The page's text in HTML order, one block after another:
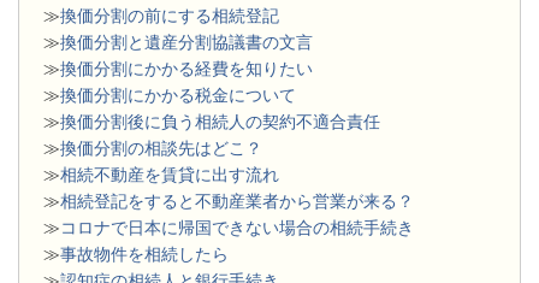
≫換価分割の前にする相続登記
≫換価分割と遺産分割協議書の文言
≫換価分割にかかる経費を知りたい
≫換価分割にかかる税金について
≫換価分割後に負う相続人の契約不適合責任
≫換価分割の相談先はどこ？
≫相続不動産を賃貸に出す流れ
≫相続登記をすると不動産業者から営業が来る？
≫コロナで日本に帰国できない場合の相続手続き
≫事故物件を相続したら